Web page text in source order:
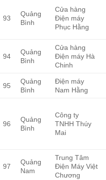
93
Quảng
Bình
Cửa hàng
Điện máy
Phục Hằng
94
Quảng
Bình
Cửa hàng
Điện máy Hà
Chinh
95
Quảng
Bình
Điện máy
Nam Hằng
96
Quảng
Bình
Công ty
TNHH Thúy
Mai
97
Quảng
Nam
Trung Tâm
Điện Máy Việt
Chương